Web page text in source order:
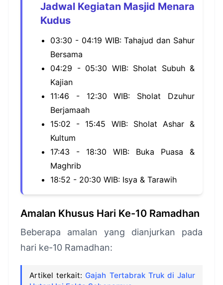
Jadwal Kegiatan Masjid Menara
Kudus
03:30 - 04:19 WIB: Tahajud dan Sahur
Bersama
04:29 - 05:30 WIB: Sholat Subuh &
Kajian
11:46 - 12:30 WIB: Sholat Dzuhur
Berjamaah
15:02 - 15:45 WIB: Sholat Ashar &
Kultum
17:43 - 18:30 WIB: Buka Puasa &
Maghrib
18:52 - 20:30 WIB: Isya & Tarawih
Amalan Khusus Hari Ke-10 Ramadhan
Beberapa amalan yang dianjurkan pada
hari ke-10 Ramadhan:
Artikel terkait: Gajah Tertabrak Truk di Jalur